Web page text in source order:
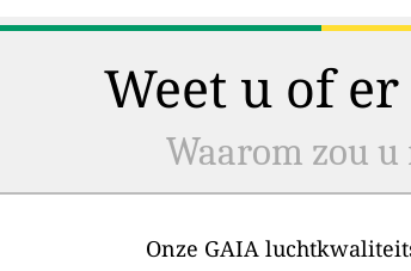
Weet u of
Waarom zou
Onze GAIA